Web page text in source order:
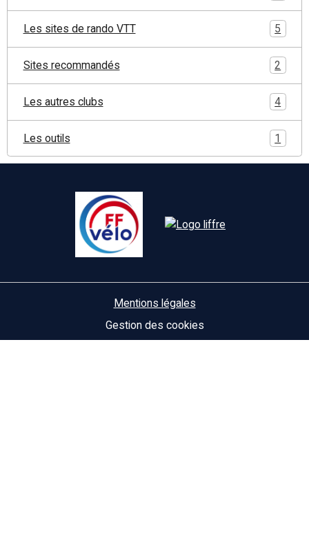
Les sites de rando VTT 5
Sites recommandés 2
Les autres clubs 4
Les outils 1
Mentions légales
Gestion des cookies